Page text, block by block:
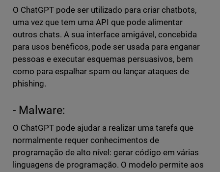
O ChatGPT pode ser utilizado para criar chatbots,
uma vez que tem uma API que pode alimentar
outros chats. A sua interface amigável, concebida
para usos benéficos, pode ser usada para enganar
pessoas e executar esquemas persuasivos, bem
como para espalhar spam ou lançar ataques de
phishing.
- Malware:
O ChatGPT pode ajudar a realizar uma tarefa que
normalmente requer conhecimentos de
programação de alto nível: gerar código em várias
linguagens de programação. O modelo permite aos